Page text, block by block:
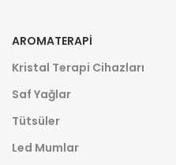
AROMATERAPI
Kristal Terapi Cihazları
Saf Yağlar
Tütsüler
Led Mumlar